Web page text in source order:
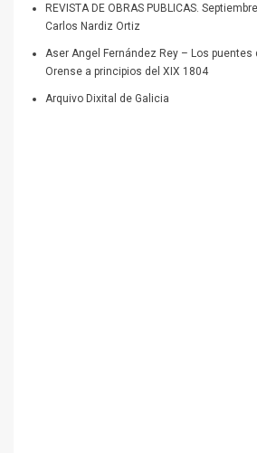
REVISTA DE OBRAS PUBLICAS.
Carlos Nardiz Ortiz
Aser Angel Fernández Rey – Los puentes
Orense a principios del XIX 1804
Arquivo Dixital de Galicia